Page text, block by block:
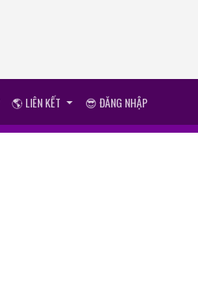
🌎 LIÊN KẾT 😎 ĐĂNG NHẬP